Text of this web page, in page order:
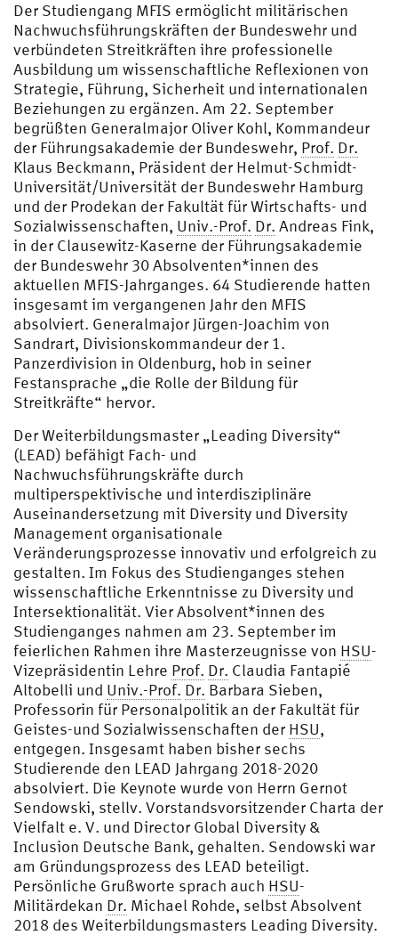
Der Studiengang MFIS ermöglicht militärischen
Nachwuchsführungskräften der Bundeswehr und
verbündeten Streitkräften ihre professionelle
Ausbildung um wissenschaftliche Reflexionen von
Strategie, Führung, Sicherheit und internationalen
Beziehungen zu ergänzen. Am 22. September
begrüßten Generalmajor Oliver Kohl, Kommandeur
der Führungsakademie der Bundeswehr, Prof. Dr.
Klaus Beckmann, Präsident der Helmut-Schmidt-
Universität/Universität der Bundeswehr Hamburg
und der Prodekan der Fakultät für Wirtschafts- und
Sozialwissenschaften, Univ.-Prof. Dr. Andreas Fink,
in der Clausewitz-Kaserne der Führungsakademie
der Bundeswehr 30 Absolventen*innen des
aktuellen MFIS-Jahrganges. 64 Studierende hatten
insgesamt im vergangenen Jahr den MFIS
absolviert. Generalmajor Jürgen-Joachim von
Sandrart, Divisionskommandeur der 1.
Panzerdivision in Oldenburg, hob in seiner
Festansprache „die Rolle der Bildung für
Streitkräfte“ hervor.
Der Weiterbildungsmaster „Leading Diversity“
(LEAD) befähigt Fach- und
Nachwuchsführungskräfte durch
multiperspektivische und interdisziplinäre
Auseinandersetzung mit Diversity und Diversity
Management organisationale
Veränderungsprozesse innovativ und erfolgreich zu
gestalten. Im Fokus des Studienganges stehen
wissenschaftliche Erkenntnisse zu Diversity und
Intersektionalität. Vier Absolvent*innen des
Studienganges nahmen am 23. September im
feierlichen Rahmen ihre Masterzeugnisse von HSU-
Vizepräsidentin Lehre Prof. Dr. Claudia Fantapié
Altobelli und Univ.-Prof. Dr. Barbara Sieben,
Professorin für Personalpolitik an der Fakultät für
Geistes-und Sozialwissenschaften der HSU,
entgegen. Insgesamt haben bisher sechs
Studierende den LEAD Jahrgang 2018-2020
absolviert. Die Keynote wurde von Herrn Gernot
Sendowski, stellv. Vorstandsvorsitzender Charta der
Vielfalt e. V. und Director Global Diversity &
Inclusion Deutsche Bank, gehalten. Sendowski war
am Gründungsprozess des LEAD beteiligt.
Persönliche Grußworte sprach auch HSU-
Militärdekan Dr. Michael Rohde, selbst Absolvent
2018 des Weiterbildungsmasters Leading Diversity.